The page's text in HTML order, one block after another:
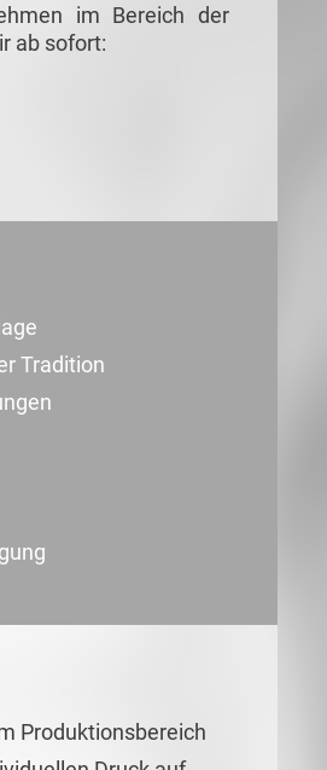
im Bereich der
ab sofort:
Tradition
Produktionsbereich